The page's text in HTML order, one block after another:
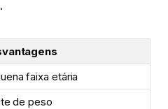
faixa etária
de peso